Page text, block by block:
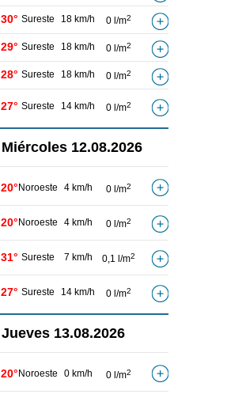
30° Sureste 18 km/h 0 l/m2
29° Sureste 18 km/h 0 l/m2
28° Sureste 18 km/h 0 l/m2
27° Sureste 14 km/h 0 l/m2
Miércoles 12.08.2026
20° Noroeste 4 km/h 0 l/m2
20° Noroeste 4 km/h 0 l/m2
31° Sureste 7 km/h 0,1 l/m2
27° Sureste 14 km/h 0 l/m2
Jueves 13.08.2026
20° Noroeste 0 km/h 0 l/m2